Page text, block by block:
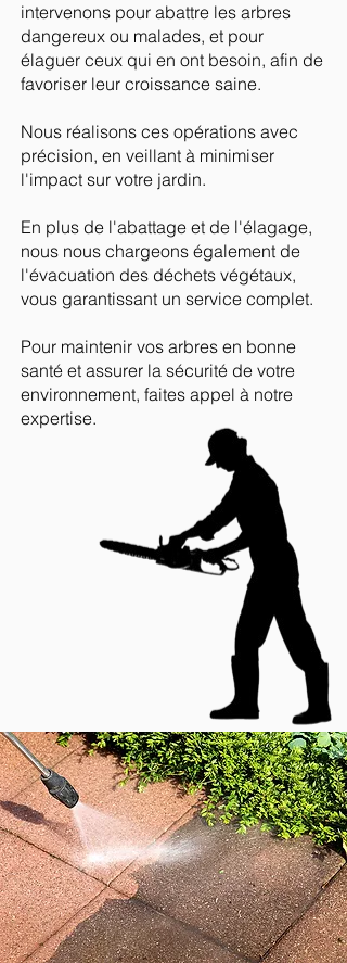
intervenons pour abattre les arbres
dangereux ou malades, et pour
élaguer ceux qui en ont besoin, afin de
favoriser leur croissance saine.
Nous réalisons ces opérations avec
précision, en veillant à minimiser
l'impact sur votre jardin.
En plus de l'abattage et de l'élagage,
nous nous chargeons également de
l'évacuation des déchets végétaux,
vous garantissant un service complet.
Pour maintenir vos arbres en bonne
santé et assurer la sécurité de votre
environnement, faites appel à notre
expertise.